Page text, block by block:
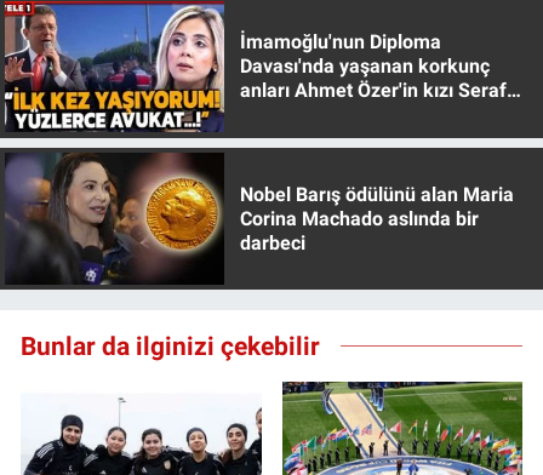
İmamoğlu'nun Diploma
Davası'nda yaşanan korkunç
anları Ahmet Özer'in kızı Seraf
Nobel Barış ödülünü alan Maria
Corina Machado aslında bir
darbeci
Bunlar da ilginizi çekebilir